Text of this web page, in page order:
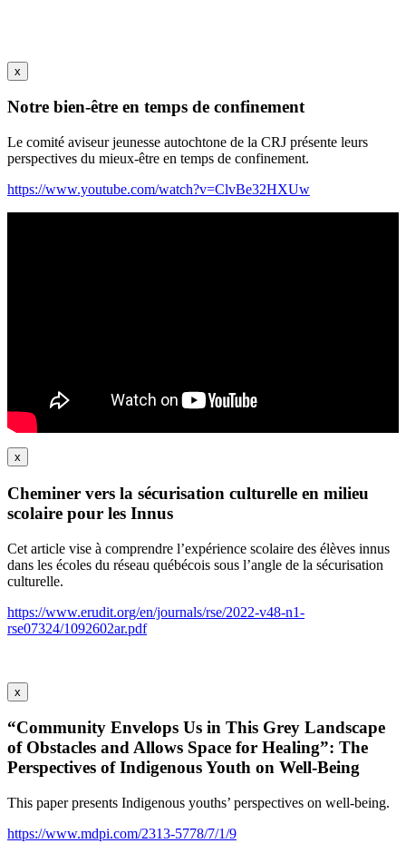
x
Notre bien-être en temps de confinement
Le comité aviseur jeunesse autochtone de la CRJ présente leurs
perspectives du mieux-être en temps de confinement.
https://www.youtube.com/watch?v=ClvBe32HXUw
x
Cheminer vers la sécurisation culturelle en milieu
scolaire pour les Innus
Cet article vise à comprendre l’expérience scolaire des élèves innus
dans les écoles du réseau québécois sous l’angle de la sécurisation
culturelle.
https://www.erudit.org/en/journals/rse/2022-v48-n1-
rse07324/1092602ar.pdf
x
“Community Envelops Us in This Grey Landscape
of Obstacles and Allows Space for Healing”: The
Perspectives of Indigenous Youth on Well-Being
This paper presents Indigenous youths’ perspectives on well-being.
https://www.mdpi.com/2313-5778/7/1/9